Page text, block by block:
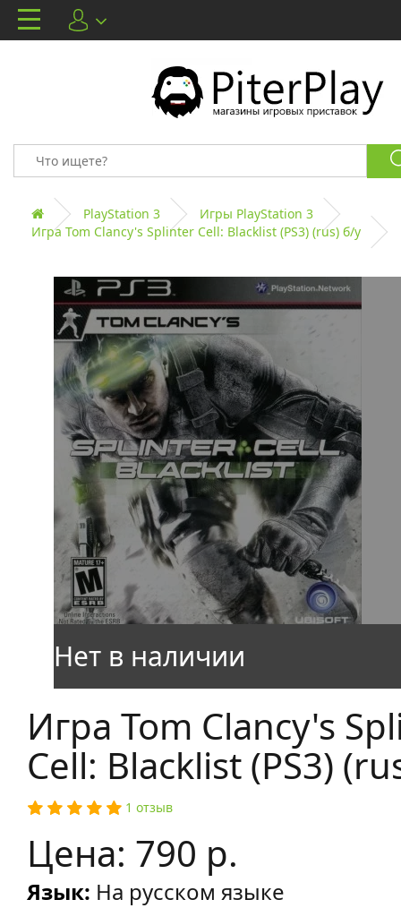
PlayStation 3
Игры PlayStation 3
Игра Tom Clancy's Splinter Cell: Blacklist (PS3) (rus) б/у
Игра Tom Clancy's
Cell: Blacklist (PS3)
1 отзыв
Цена: 790 р.
Язык: На русском языке